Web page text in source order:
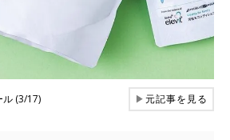
ル (3/17) ▶元記事を見る